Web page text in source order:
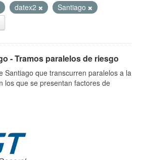
datex2
Santiago
- Tramos paralelos de riesgo
Santiago que transcurren paralelos a la
los que se presentan factores de